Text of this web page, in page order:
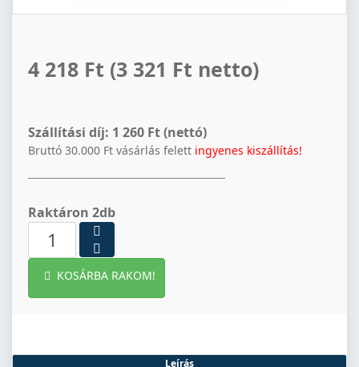
4 218 Ft (3 321 Ft netto)
Szállítási díj: 1 260 Ft (nettó)
Bruttó 30.000 Ft vásárlás felett ingyenes kiszállítás!
Raktáron 2db
KOSÁRBA RAKOM!
Leírás